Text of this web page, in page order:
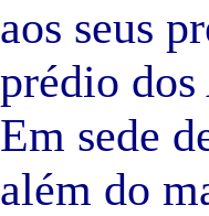
aos seus
prédio
Em sede
além do